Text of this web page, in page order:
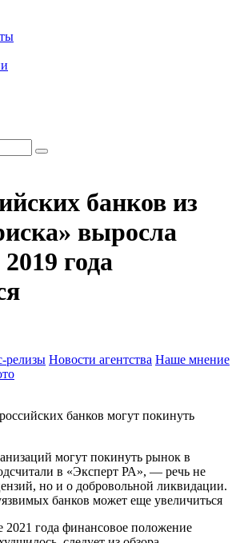
банков из
выросла
года
релизы Новости агентства Наше мнение
банков могут покинуть
могут покинуть рынок в
в «Эксперт РА», — речь не
но и о добровольной ликвидации.
банков может еще увеличиться
2021 года финансовое положение